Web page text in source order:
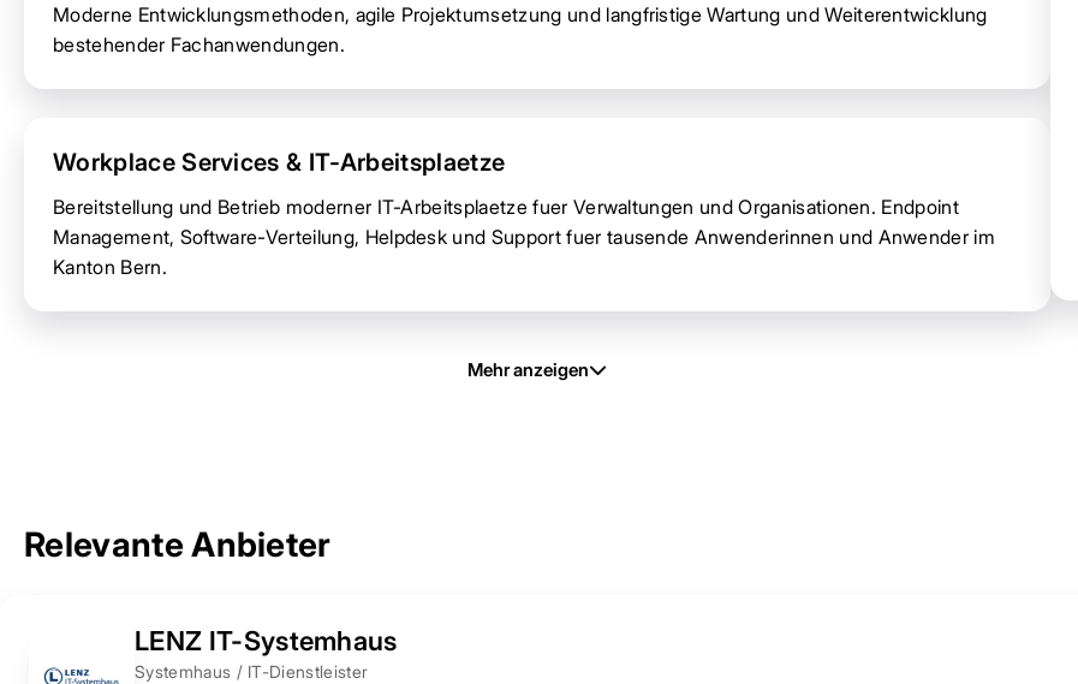
Moderne Entwicklungsmethoden, agile Projektumsetzung und langfristige Wartung und Weiterentwicklung
bestehender Fachanwendungen.
Workplace Services & IT-Arbeitsplaetze
Bereitstellung und Betrieb moderner IT-Arbeitsplaetze fuer Verwaltungen und Organisationen. Endpoint
Management, Software-Verteilung, Helpdesk und Support fuer tausende Anwenderinnen und Anwender im
Kanton Bern.
Mehr anzeigen
Relevante Anbieter
LENZ IT-Systemhaus
Systemhaus / IT-Dienstleister